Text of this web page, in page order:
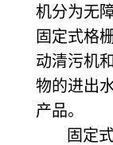
机分为无
固定式格
动清污机
物的进出
产品。
固定